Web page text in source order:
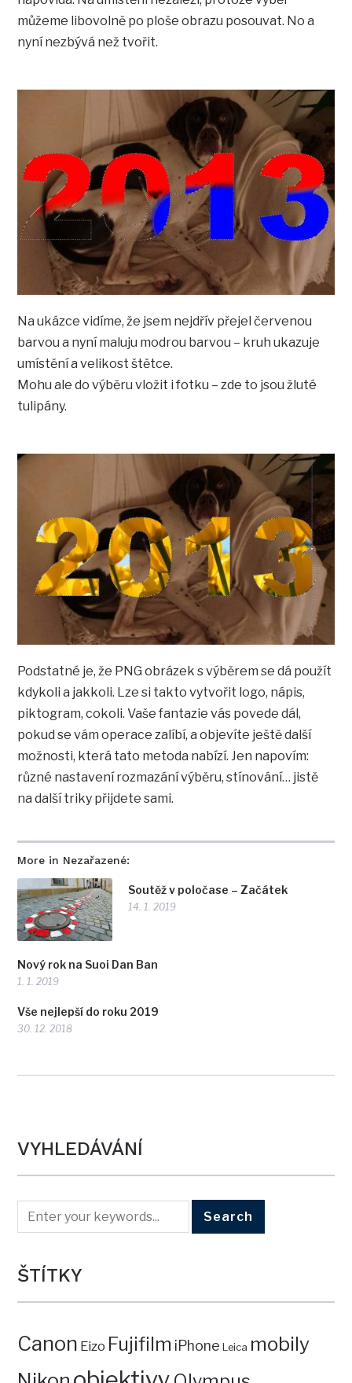
More in Nezařazené:
Soutěž v poločase – Začátek
14. 1. 2019
Nový rok na Suoi Dan Ban
1. 1. 2019
Vše nejlepší do roku 2019
30. 12. 2018
můžeme libovolně po ploše obrazu posouvat. No a
nyní nezbývá než tvořit.
Na ukázce vidíme, že jsem nejdřív přejel červenou
barvou a nyní maluju modrou barvou – kruh ukazuje
umístění a velikost štětce.
Mohu ale do výběru vložit i fotku – zde to jsou žluté
tulipány.
Podstatné je, že PNG obrázek s výběrem se dá použít
kdykoli a jakkoli. Lze si takto vytvořit logo, nápis,
piktogram, cokoli. Vaše fantazie vás povede dál,
pokud se vám operace zalíbí, a objevíte ještě další
možnosti, která tato metoda nabízí. Jen napovím:
různé nastavení rozmazání výběru, stínování… jistě
na další triky přijdete sami.
VYHLEDÁVÁNÍ
ŠTÍTKY
Canon Eizo Fujifilm iPhone Leica mobily